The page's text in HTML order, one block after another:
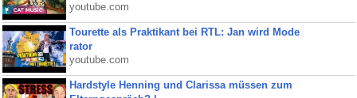
youtube.com
Tourette als Praktikant bei RTL: Jan wird Mode
rator
youtube.com
Hardstyle Henning und Clarissa müssen zum